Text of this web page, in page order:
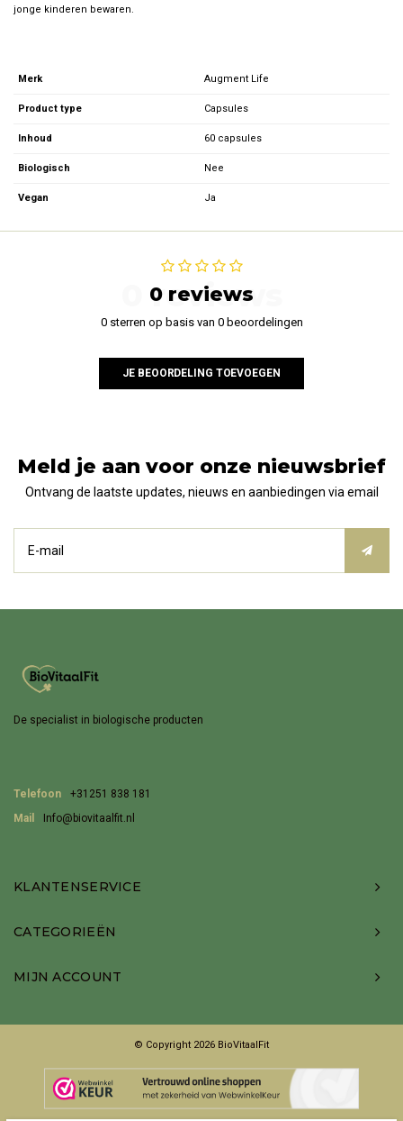
jonge kinderen bewaren.
Merk Augment Life
Product type Capsules
Inhoud 60 capsules
Biologisch Nee
Vegan Ja
0 reviews
0 reviews
0 sterren op basis van 0 beoordelingen
JE BEOORDELING TOEVOEGEN
Meld je aan voor onze nieuwsbrief
Ontvang de laatste updates, nieuws en aanbiedingen via email
De specialist in biologische producten
Telefoon
+31251 838 181
Mail
Info@biovitaalfit.nl
KLANTENSERVICE
CATEGORIEËN
MIJN ACCOUNT
© Copyright 2026 BioVitaalFit